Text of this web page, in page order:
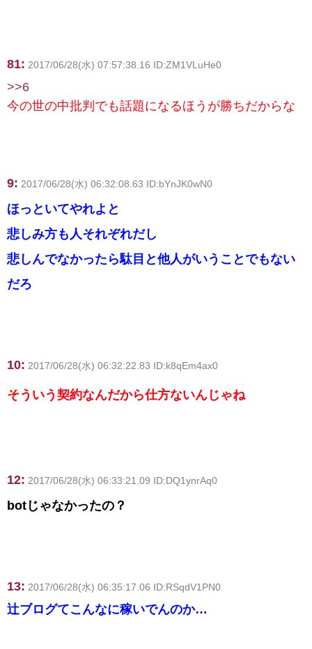
81: 2017/06/28(水) 07:57:38.16 ID:ZM1VLuHe0
>>6
今の世の中批判でも話題になるほうが勝ちだからな
9: 2017/06/28(水) 06:32:08.63 ID:bYnJK0wN0
ほっといてやれよと
悲しみ方も人それぞれだし
悲しんでなかったら駄目と他人がいうことでもない
だろ
10: 2017/06/28(水) 06:32:22.83 ID:k8qEm4ax0
そういう契約なんだから仕方ないんじゃね
12: 2017/06/28(水) 06:33:21.09 ID:DQ1ynrAq0
botじゃなかったの？
13: 2017/06/28(水) 06:35:17.06 ID:RSqdV1PN0
辻ブログてこんなに稼いでんのか…